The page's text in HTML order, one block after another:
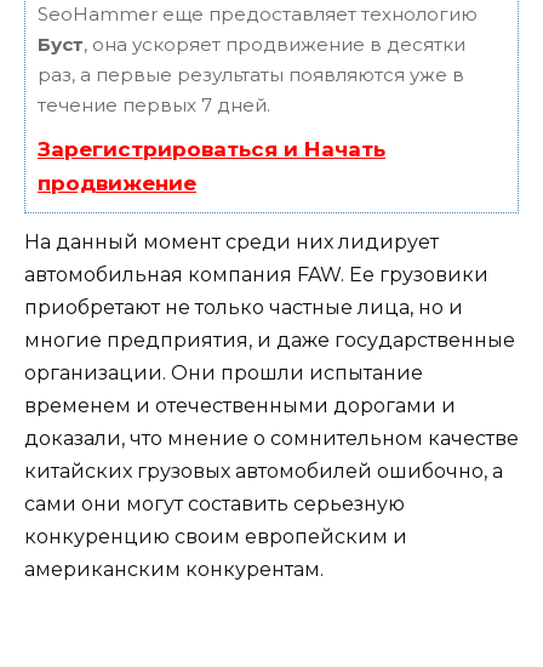
SeoHammer еще предоставляет технологию
Буст, она ускоряет продвижение в десятки
раз, а первые результаты появляются уже в
течение первых 7 дней.
Зарегистрироваться и Начать
продвижение
На данный момент среди них лидирует
автомобильная компания FAW. Ее грузовики
приобретают не только частные лица, но и
многие предприятия, и даже государственные
организации. Они прошли испытание
временем и отечественными дорогами и
доказали, что мнение о сомнительном качестве
китайских грузовых автомобилей ошибочно, а
сами они могут составить серьезную
конкуренцию своим европейским и
американским конкурентам.